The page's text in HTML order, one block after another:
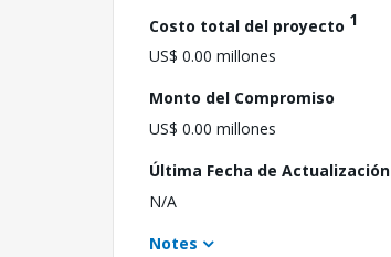
Costo total del proyecto 1
US$ 0.00 millones
Monto del Compromiso
US$ 0.00 millones
Última Fecha de Actualización
N/A
Notes